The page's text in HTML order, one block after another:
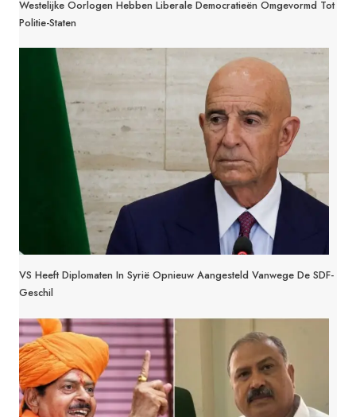
Westelijke Oorlogen Hebben Liberale Democratieën Omgevormd Tot
Politie-Staten
VS Heeft Diplomaten In Syrië Opnieuw Aangesteld Vanwege De SDF-
Geschil